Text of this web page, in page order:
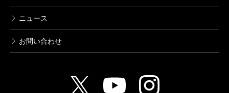
ニュース
お問い合わせ